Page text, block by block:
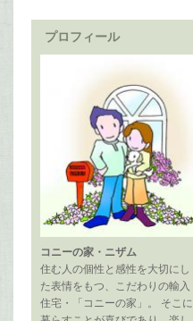
プロフィール
コニーの家・ニザム
住む人の個性と感性を大切にし
た表情をもつ、こだわりの輸入
住宅・「コニーの家」。 そこに